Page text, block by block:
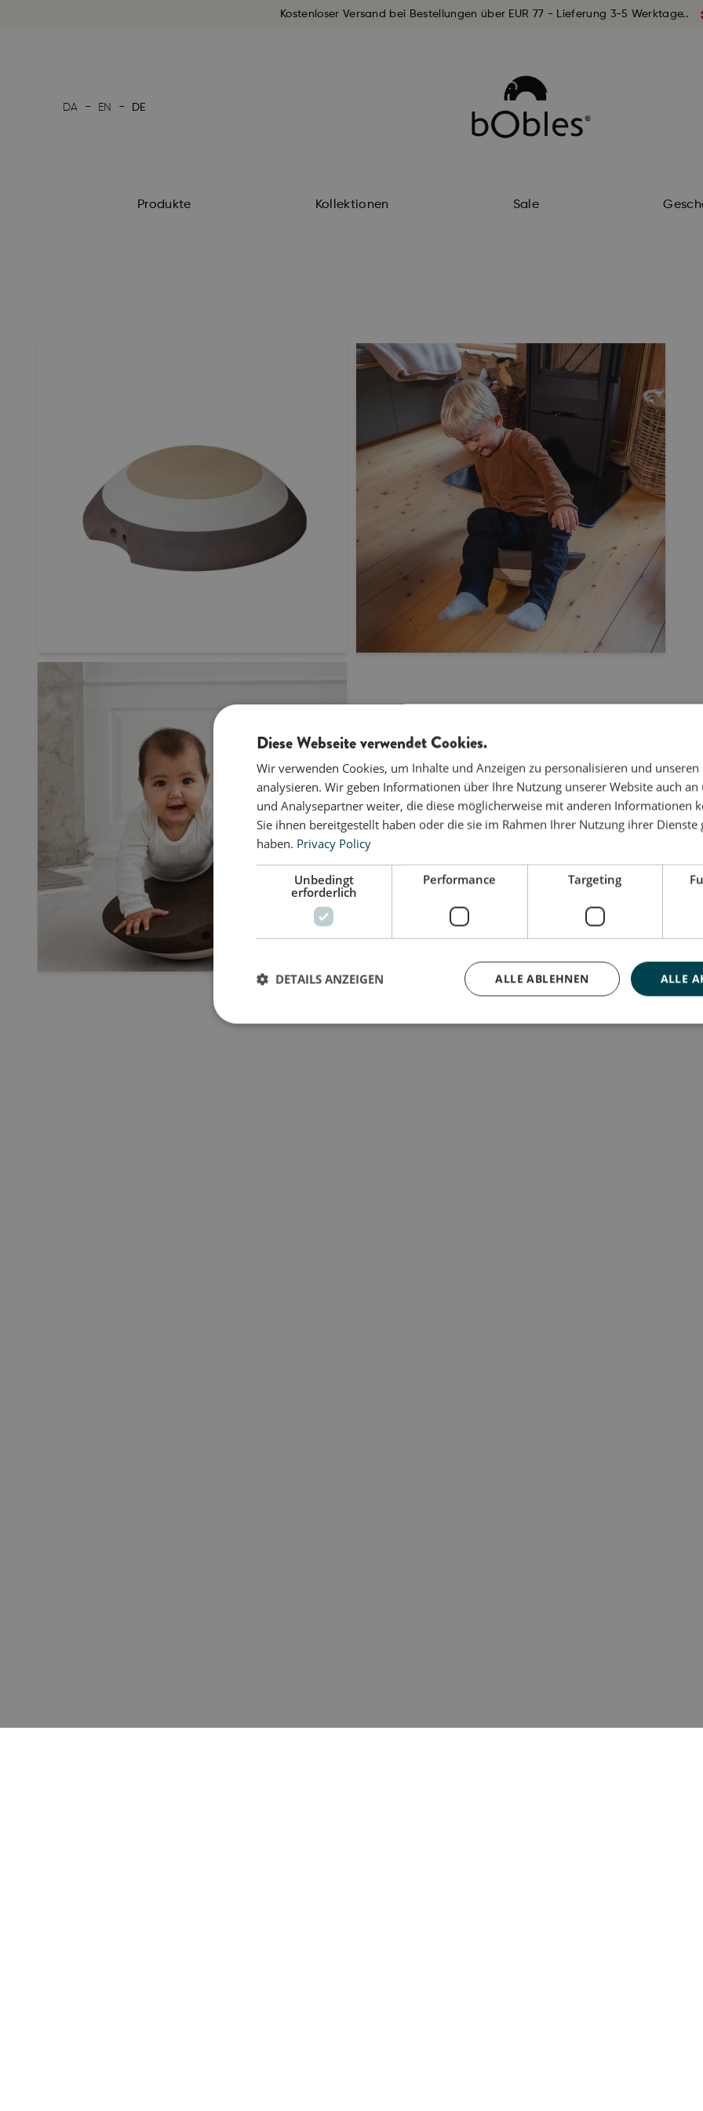
Kostenloser Versand bei Bestellungen über EUR 77 - Lieferung 3-5 Werktage..
DA - EN - DE
Produkte Kollektionen Sale
Diese Webseite verwendet Cookies.
Wir verwenden Cookies, um Inhalte und Anzeigen zu personalisieren und
analysieren. Wir geben Informationen über Ihre Nutzung unserer Website auch an
und Analysepartner weiter, die diese möglicherweise mit anderen Informationen
Sie ihnen bereitgestellt haben oder die sie im Rahmen Ihrer Nutzung ihrer Dienste
haben. Privacy Policy
Unbedingt
erforderlich
Performance Targeting
ALLE
ALLE ABLEHNEN
DETAILS ANZEIGEN